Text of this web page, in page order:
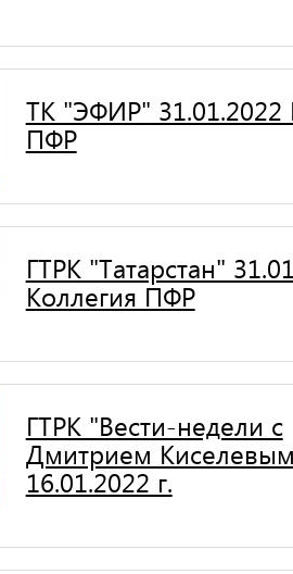
ТК "ЭФИР" 31.01.2022
ПФР
ГТРК "Татарстан"
Коллегия ПФР
ГТРК "Вести-недели с
Дмитрием
16.01.2022 г.